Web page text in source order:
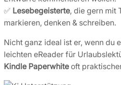
✅ Lesebegeisterte, die gern mit
markieren, denken & schreiben.
Nicht ganz ideal ist er, wenn du
leichten eReader für
Kindle Paperwhite oft